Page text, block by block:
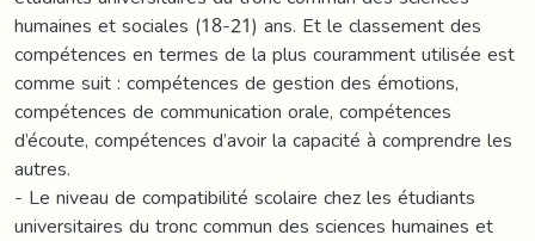
humaines et sociales (18-21) ans. Et le classement des
compétences en termes de la plus couramment utilisée est
comme suit : compétences de gestion des émotions,
compétences de communication orale, compétences
d’écoute, compétences d’avoir la capacité à comprendre les
autres.
- Le niveau de compatibilité scolaire chez les étudiants
universitaires du tronc commun des sciences humaines et